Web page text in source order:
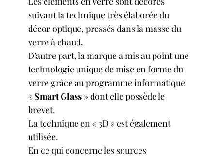
suivant la technique très élaborée du
décor optique, pressés dans la masse du
verre à chaud.
D’autre part, la marque a mis au point une
technologie unique de mise en forme du
verre grâce au programme informatique
« Smart Glass » dont elle possède le
brevet.
La technique en « 3D » est également
utilisée.
En ce qui concerne les sources